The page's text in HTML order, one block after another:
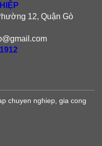
12, Quận Gò
chuyen nghiep, gia cong